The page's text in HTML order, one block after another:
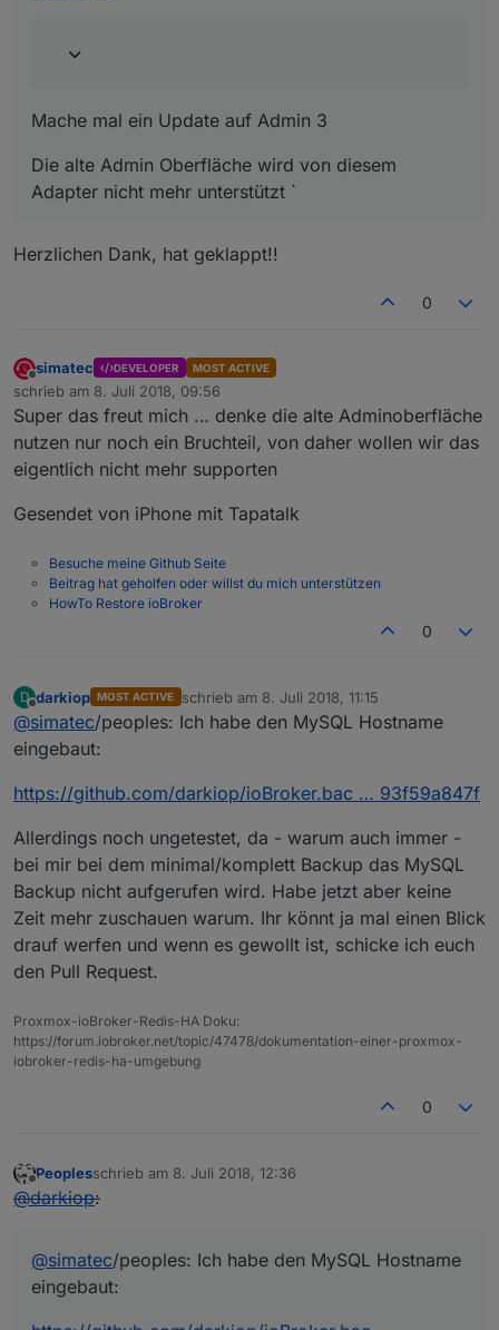
Mache mal ein Update auf Admin 3
Die alte Admin Oberfläche wird von diesem
Adapter nicht mehr unterstützt `
Herzlichen Dank, hat geklappt!!
0
Offline
simatec DEVELOPER MOST ACTIVE
schrieb am 8. Juli 2018, 09:56
zuletzt editiert von
Super das freut mich … denke die alte Adminoberfläche
nutzen nur noch ein Bruchteil, von daher wollen wir das
eigentlich nicht mehr supporten
Gesendet von iPhone mit Tapatalk
Besuche meine Github Seite
Beitrag hat geholfen oder willst du mich unterstützen
HowTo Restore ioBroker
0
D
Offline
darkiop MOST ACTIVE schrieb am 8. Juli 2018, 11:15
zuletzt editiert von
@simatec/peoples: Ich habe den MySQL Hostname
eingebaut:
https://github.com/darkiop/ioBroker.bac … 93f59a847f
Allerdings noch ungetestet, da - warum auch immer -
bei mir bei dem minimal/komplett Backup das MySQL
Backup nicht aufgerufen wird. Habe jetzt aber keine
Zeit mehr zuschauen warum. Ihr könnt ja mal einen Blick
drauf werfen und wenn es gewollt ist, schicke ich euch
den Pull Request.
Proxmox-ioBroker-Redis-HA Doku:
https://forum.iobroker.net/topic/47478/dokumentation-einer-proxmox-
iobroker-redis-ha-umgebung
0
Offline
Peoplesschrieb am 8. Juli 2018, 12:36
zuletzt editiert von
@darkiop:
@simatec/peoples: Ich habe den MySQL Hostname
eingebaut: